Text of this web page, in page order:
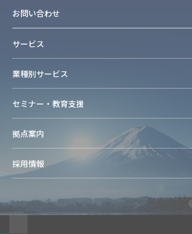
お問い合わせ
サービス
業種別サービス
セミナー・教育支援
拠点案内
採用情報